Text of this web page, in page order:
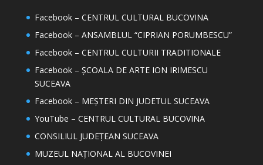
Facebook – CENTRUL CULTURAL BUCOVINA
Facebook – ANSAMBLUL “CIPRIAN PORUMBESCU”
Facebook – CENTRUL CULTURII TRADITIONALE
Facebook – ȘCOALA DE ARTE ION IRIMESCU
SUCEAVA
Facebook – MEȘTERI DIN JUDETUL SUCEAVA
YouTube – CENTRUL CULTURAL BUCOVINA
CONSILIUL JUDEȚEAN SUCEAVA
MUZEUL NAȚIONAL AL BUCOVINEI